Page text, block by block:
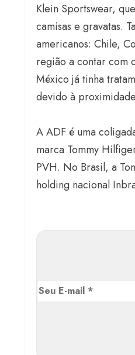
Klein Sportswear,
camisas e gravatas.
americanos: Chile,
região a contar com
México já tinha
devido à
A ADF é uma
marca Tommy
PVH. No Brasil, a
holding nacional